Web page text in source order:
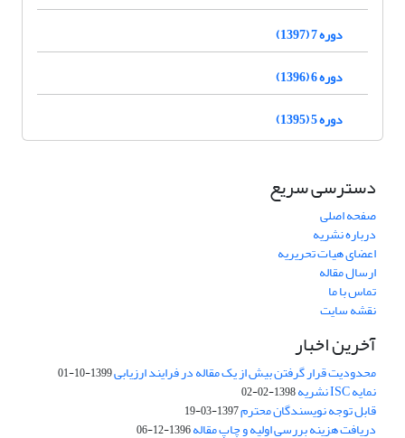
دوره 7 (1397)
دوره 6 (1396)
دوره 5 (1395)
دسترسی سریع
صفحه اصلی
درباره نشریه
اعضای هیات تحریریه
ارسال مقاله
تماس با ما
نقشه سایت
آخرین اخبار
محدودیت قرار گرفتن بیش از یک مقاله در فرایند ارزیابی1399-10-01
نمایه ISC نشریه 1398-02-02
قابل توجه نویسندگان محترم1397-03-19
دریافت هزینه بررسی اولیه و چاپ مقاله1396-12-06